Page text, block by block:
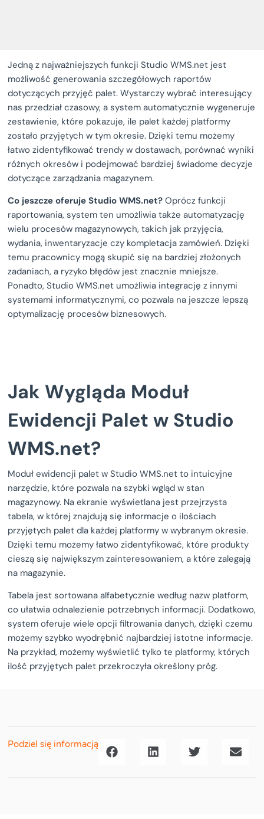
Jedną z najważniejszych funkcji Studio WMS.net jest
możliwość generowania szczegółowych raportów
dotyczących przyjęć palet. Wystarczy wybrać interesujący
nas przedział czasowy, a system automatycznie wygeneruje
zestawienie, które pokazuje, ile palet każdej platformy
zostało przyjętych w tym okresie. Dzięki temu możemy
łatwo zidentyfikować trendy w dostawach, porównać wyniki
różnych okresów i podejmować bardziej świadome decyzje
dotyczące zarządzania magazynem.
Co jeszcze oferuje Studio WMS.net? Oprócz funkcji
raportowania, system ten umożliwia także automatyzację
wielu procesów magazynowych, takich jak przyjęcia,
wydania, inwentaryzacje czy kompletacja zamówień. Dzięki
temu pracownicy mogą skupić się na bardziej złożonych
zadaniach, a ryzyko błędów jest znacznie mniejsze.
Ponadto, Studio WMS.net umożliwia integrację z innymi
systemami informatycznymi, co pozwala na jeszcze lepszą
optymalizację procesów biznesowych.
Jak Wygląda Moduł
Ewidencji Palet w Studio
WMS.net?
Moduł ewidencji palet w Studio WMS.net to intuicyjne
narzędzie, które pozwala na szybki wgląd w stan
magazynowy. Na ekranie wyświetlana jest przejrzysta
tabela, w której znajdują się informacje o ilościach
przyjętych palet dla każdej platformy w wybranym okresie.
Dzięki temu możemy łatwo zidentyfikować, które produkty
cieszą się największym zainteresowaniem, a które zalegają
na magazynie.
Tabela jest sortowana alfabetycznie według nazw platform,
co ułatwia odnalezienie potrzebnych informacji. Dodatkowo,
system oferuje wiele opcji filtrowania danych, dzięki czemu
możemy szybko wyodrębnić najbardziej istotne informacje.
Na przykład, możemy wyświetlić tylko te platformy, których
ilość przyjętych palet przekroczyła określony próg.
Podziel się informacją